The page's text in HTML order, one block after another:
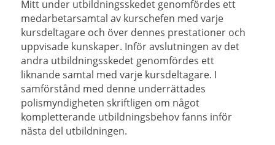
Mitt under utbildningsskedet genomfördes ett
medarbetarsamtal av kurschefen med varje
kursdeltagare och över dennes prestationer och
uppvisade kunskaper. Inför avslutningen av det
andra utbildningsskedet genomfördes ett
liknande samtal med varje kursdeltagare. I
samförstånd med denne underrättades
polismyndigheten skriftligen om något
kompletterande utbildningsbehov fanns inför
nästa del utbildningen.